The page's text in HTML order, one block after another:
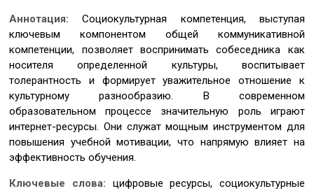
Аннотация:Социокультурная компетенция, выступая
ключевым компонентом общей коммуникативной
компетенции, позволяет воспринимать собеседника как
носителя определенной культуры, воспитывает
толерантность и формирует уважительное отношение к
культурному разнообразию. В современном
образовательном процессе значительную роль играют
интернет-ресурсы. Они служат мощным инструментом для
повышения учебной мотивации, что напрямую влияет на
эффективность обучения.
Ключевые слова: цифровые ресурсы, социокультурные